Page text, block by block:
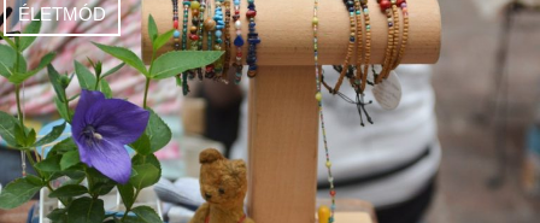
ÉLETMÓD